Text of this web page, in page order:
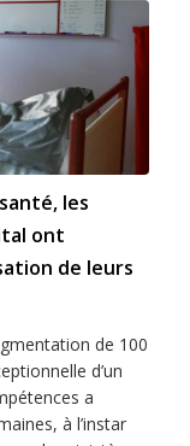
les
ont
de leurs
de 100
d’un
a
à l’instar